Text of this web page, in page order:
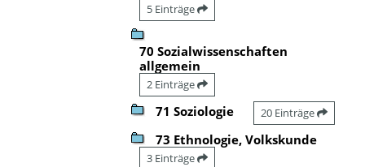
5 Einträge
70 Sozialwissenschaften
allgemein
2 Einträge
71 Soziologie 20 Einträge
73 Ethnologie, Volkskunde
3 Einträge